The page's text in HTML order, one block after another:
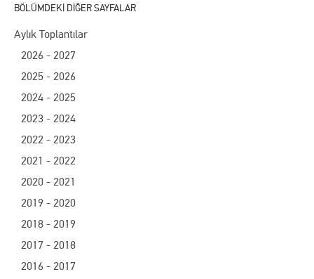
Aylık Toplantılar
2026 - 2027
2025 - 2026
2024 - 2025
2023 - 2024
2022 - 2023
2021 - 2022
2020 - 2021
2019 - 2020
2018 - 2019
2017 - 2018
2016 - 2017